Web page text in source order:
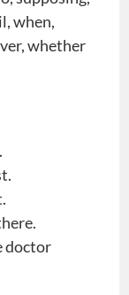
when,
whether
doctor